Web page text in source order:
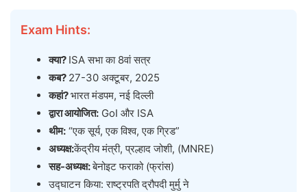
Exam Hints:
क्या? ISA सभा का 8वां सत्र
कब? 27-30 अक्टूबर, 2025
कहां?भारत मंडपम, नई दिल्ली
द्वारा आयोजित: GoI और ISA
थीम: “एक सूर्य, एक विश्व, एक ग्रिड”
अध्यक्ष:केंद्रीय मंत्री, प्रल्हाद जोशी, (MNRE)
सह-अध्यक्ष:बेनोइट फराको (फ्रांस)
उद्घाटन किया: राष्ट्रपति द्रौपदी मुर्मु ने